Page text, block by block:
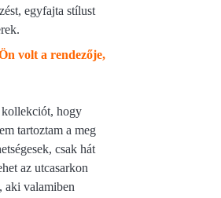
egyfajta stílust
volt a rendezője,
kollekciót, hogy
tartoztam a meg
csak hát
az utcasarkon
aki valamiben